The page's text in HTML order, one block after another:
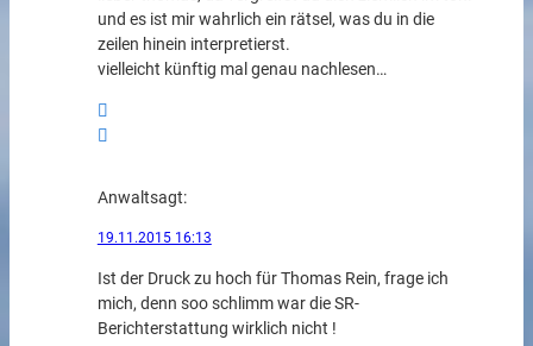
und es ist mir wahrlich ein rätsel, was du in die
zeilen hinein interpretierst.
vielleicht künftig mal genau nachlesen…
Anwaltsagt:
19.11.2015 16:13
Ist der Druck zu hoch für Thomas Rein, frage ich
mich, denn soo schlimm war die SR-
Berichterstattung wirklich nicht !